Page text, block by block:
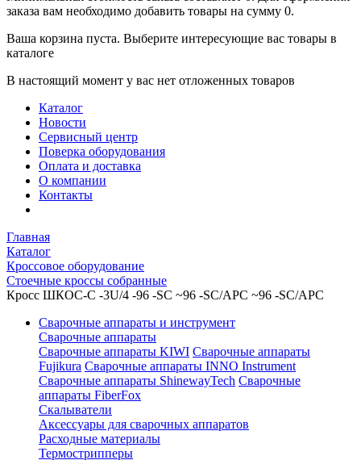
заказа вам необходимо добавить товары на сумму 0.
Ваша корзина пуста. Выберите интересующие вас товары в
каталоге
В настоящий момент у вас нет отложенных товаров
Каталог
Новости
Сервисный центр
Поверка оборудования
Оплата и доставка
О компании
Контакты
Главная
Каталог
Кроссовое оборудование
Стоечные кроссы собранные
Кросс ШКОС-С -3U/4 -96 -SC ~96 -SC/APC ~96 -SC/APC
Сварочные аппараты и инструмент
Сварочные аппараты
Сварочные аппараты KIWI Сварочные аппараты
Fujikura Сварочные аппараты INNO Instrument
Сварочные аппараты ShinewayTech Cварочные
аппараты FiberFox
Скалыватели
Аксессуары для сварочных аппаратов
Расходные материалы
Термострипперы